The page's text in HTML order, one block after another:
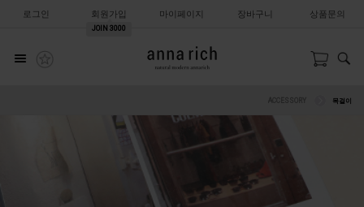
로그인 회원가입
JOIN 3000
마이페이지 장바구니 상품문의
목걸이